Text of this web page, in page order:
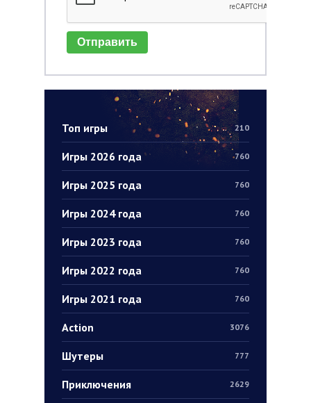
Топ игры 210
Игры 2026 года 760
Игры 2025 года 760
Игры 2024 года 760
Игры 2023 года 760
Игры 2022 года 760
Игры 2021 года 760
Action 3076
Шутеры 777
Приключения 2629
Отправить